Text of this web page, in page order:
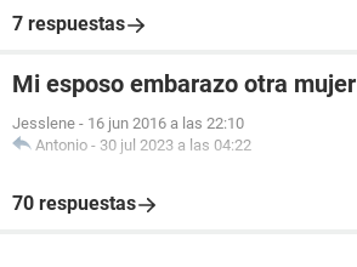
7 respuestas
Mi esposo embarazo otra mujer
Jesslene - 16 jun 2016 a las 22:10
Antonio - 30 jul 2023 a las 04:22
70 respuestas